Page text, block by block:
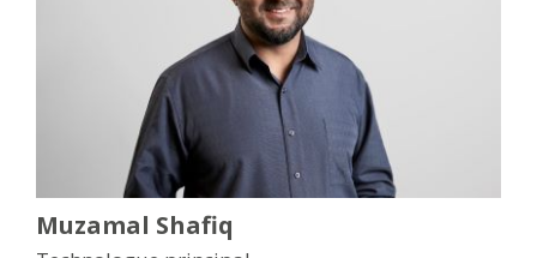
Muzamal Shafiq